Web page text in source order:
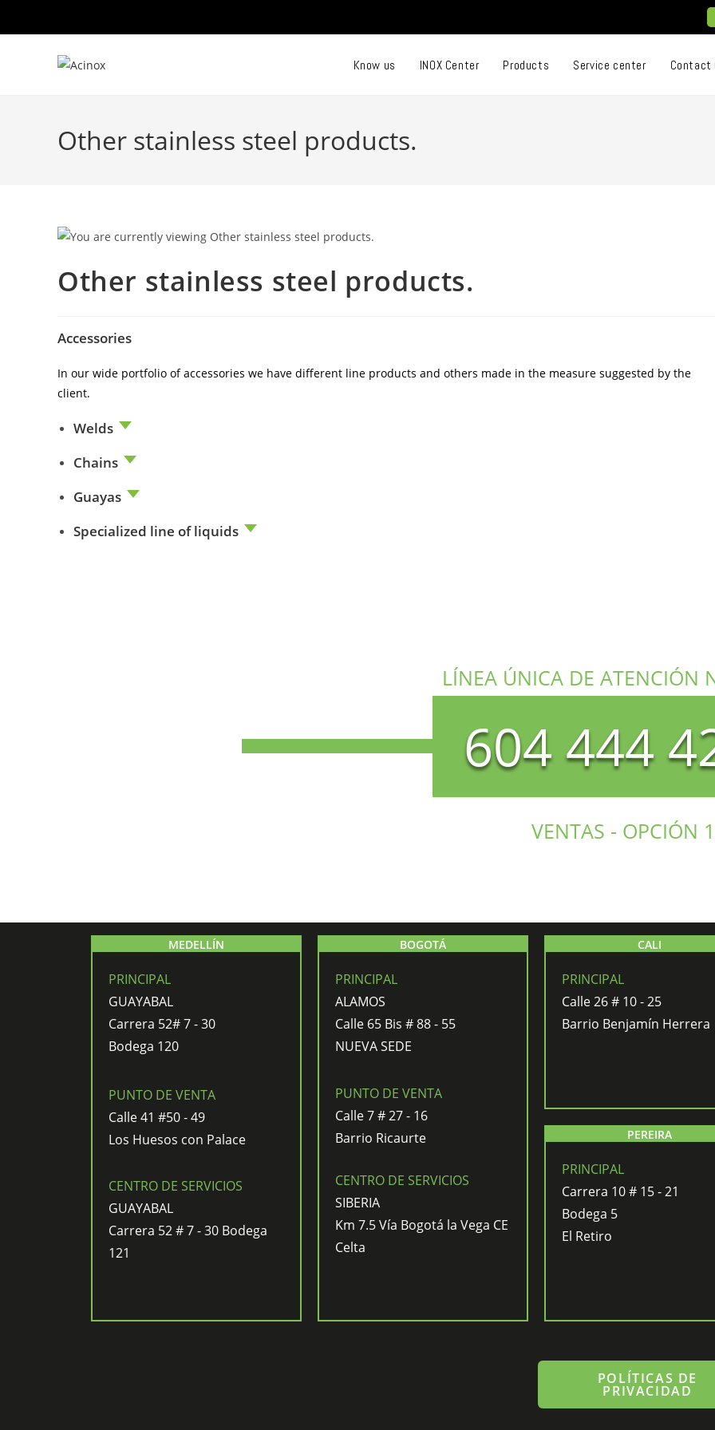
Know us INOX Center Products Service center Contact
Other stainless steel products.
Other stainless steel products.
Accessories
In our wide portfolio of accessories we have different line products and others made in the measure suggested by the
client.
Welds
Chains
Guayas
Specialized line of liquids
LÍNEA ÚNICA DE ATENCIÓN
604 444
VENTAS - OPCIÓN 1
MEDELLÍN
PRINCIPAL
GUAYABAL
Carrera 52# 7 - 30
Bodega 120
PUNTO DE VENTA
Calle 41 #50 - 49
Los Huesos con Palace
CENTRO DE SERVICIOS
GUAYABAL
Carrera 52 # 7 - 30 Bodega
121
BOGOTÁ
PRINCIPAL
ALAMOS
Calle 65 Bis # 88 - 55
NUEVA SEDE
PUNTO DE VENTA
Calle 7 # 27 - 16
Barrio Ricaurte
CENTRO DE SERVICIOS
SIBERIA
Km 7.5 Vía Bogotá la Vega CE
Celta
CALI
PRINCIPAL
Calle 26 # 10 - 25
Barrio Benjamín Herrera
PEREIRA
PRINCIPAL
Carrera 10 # 15 - 21
Bodega 5
El Retiro
POLÍTICAS DE
PRIVACIDAD